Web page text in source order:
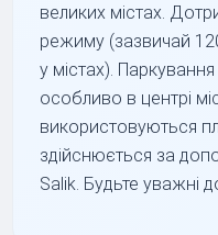
великих містах.
режиму (зазвичай
у містах).
особливо в центрі
використовуються
здійснюється за
Salik. Будьте уважні